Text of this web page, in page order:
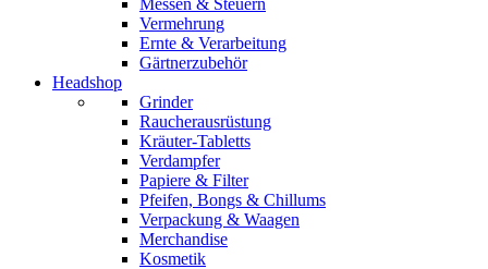
Messen & Steuern
Vermehrung
Ernte & Verarbeitung
Gärtnerzubehör
Headshop
Grinder
Raucherausrüstung
Kräuter-Tabletts
Verdampfer
Papiere & Filter
Pfeifen, Bongs & Chillums
Verpackung & Waagen
Merchandise
Kosmetik